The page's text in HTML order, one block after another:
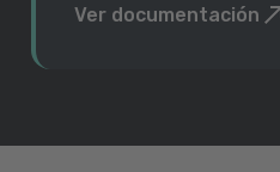
Ver documentación